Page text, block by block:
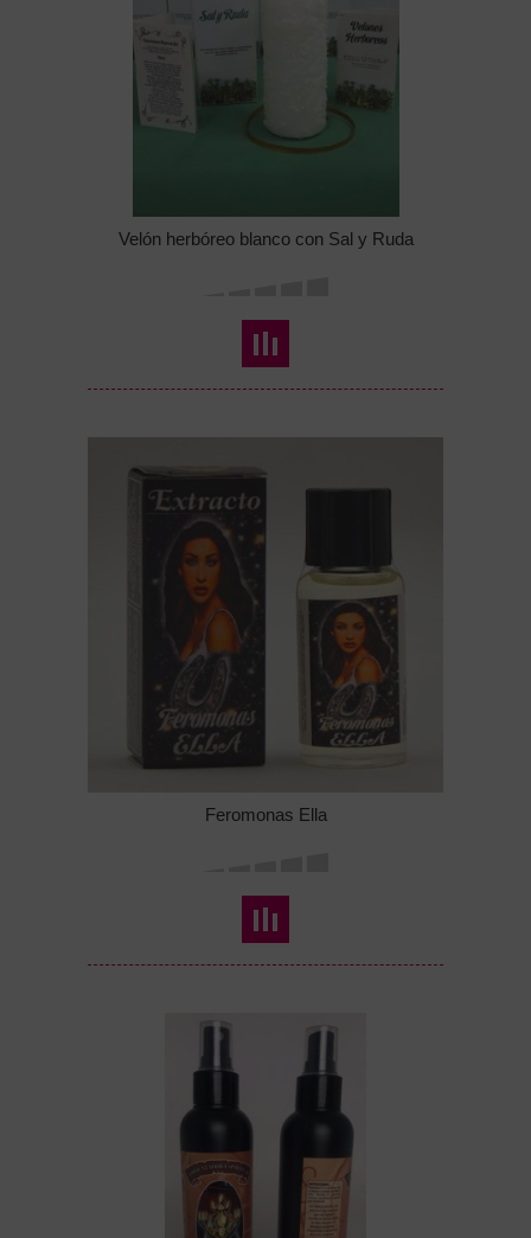
Velón herbóreo blanco con Sal y Ruda
Feromonas Ella